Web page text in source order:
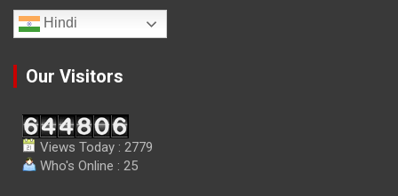
Hindi
Our Visitors
Views Today : 2779
Who's Online : 25